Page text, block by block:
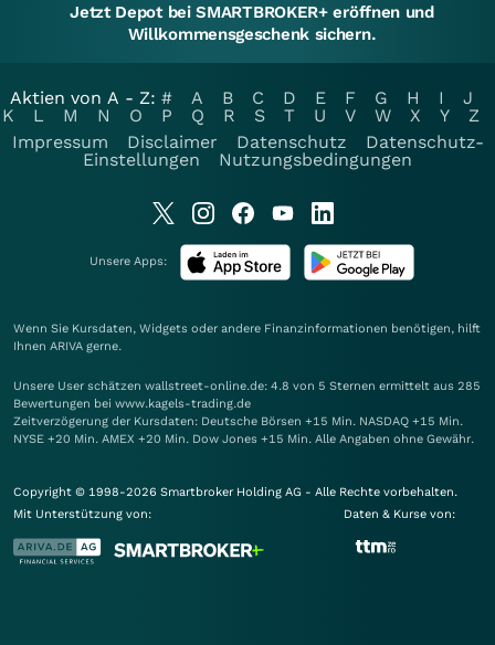
Jetzt Depot bei SMARTBROKER+ eröffnen und
Willkommensgeschenk sichern.
Aktien von A - Z: # A B C D E F G H I
J
K
L M N O P Q R S T U V W X Y
Z
Impressum
Disclaimer Datenschutz
Datenschutz-
Einstellungen
Nutzungsbedingungen
Unsere Apps:
Wenn Sie Kursdaten, Widgets oder andere Finanzinformationen benötigen, hilft
Ihnen ARIVA gerne.
Unsere User schätzen wallstreet-online.de: 4.8 von 5 Sternen ermittelt aus 285
Bewertungen bei www.kagels-trading.de
Zeitverzögerung der Kursdaten: Deutsche Börsen +15 Min. NASDAQ +15 Min.
NYSE +20 Min. AMEX +20 Min. Dow Jones +15 Min. Alle Angaben ohne Gewähr.
Copyright © 1998-2026 Smartbroker Holding AG - Alle Rechte vorbehalten.
Mit Unterstützung von:
Daten & Kurse von: